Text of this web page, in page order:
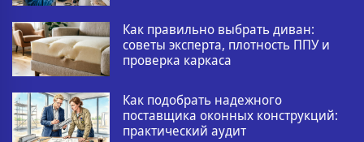
Как правильно выбрать диван:
советы эксперта, плотность ППУ и
проверка каркаса
Как подобрать надежного
поставщика оконных конструкций:
практический аудит